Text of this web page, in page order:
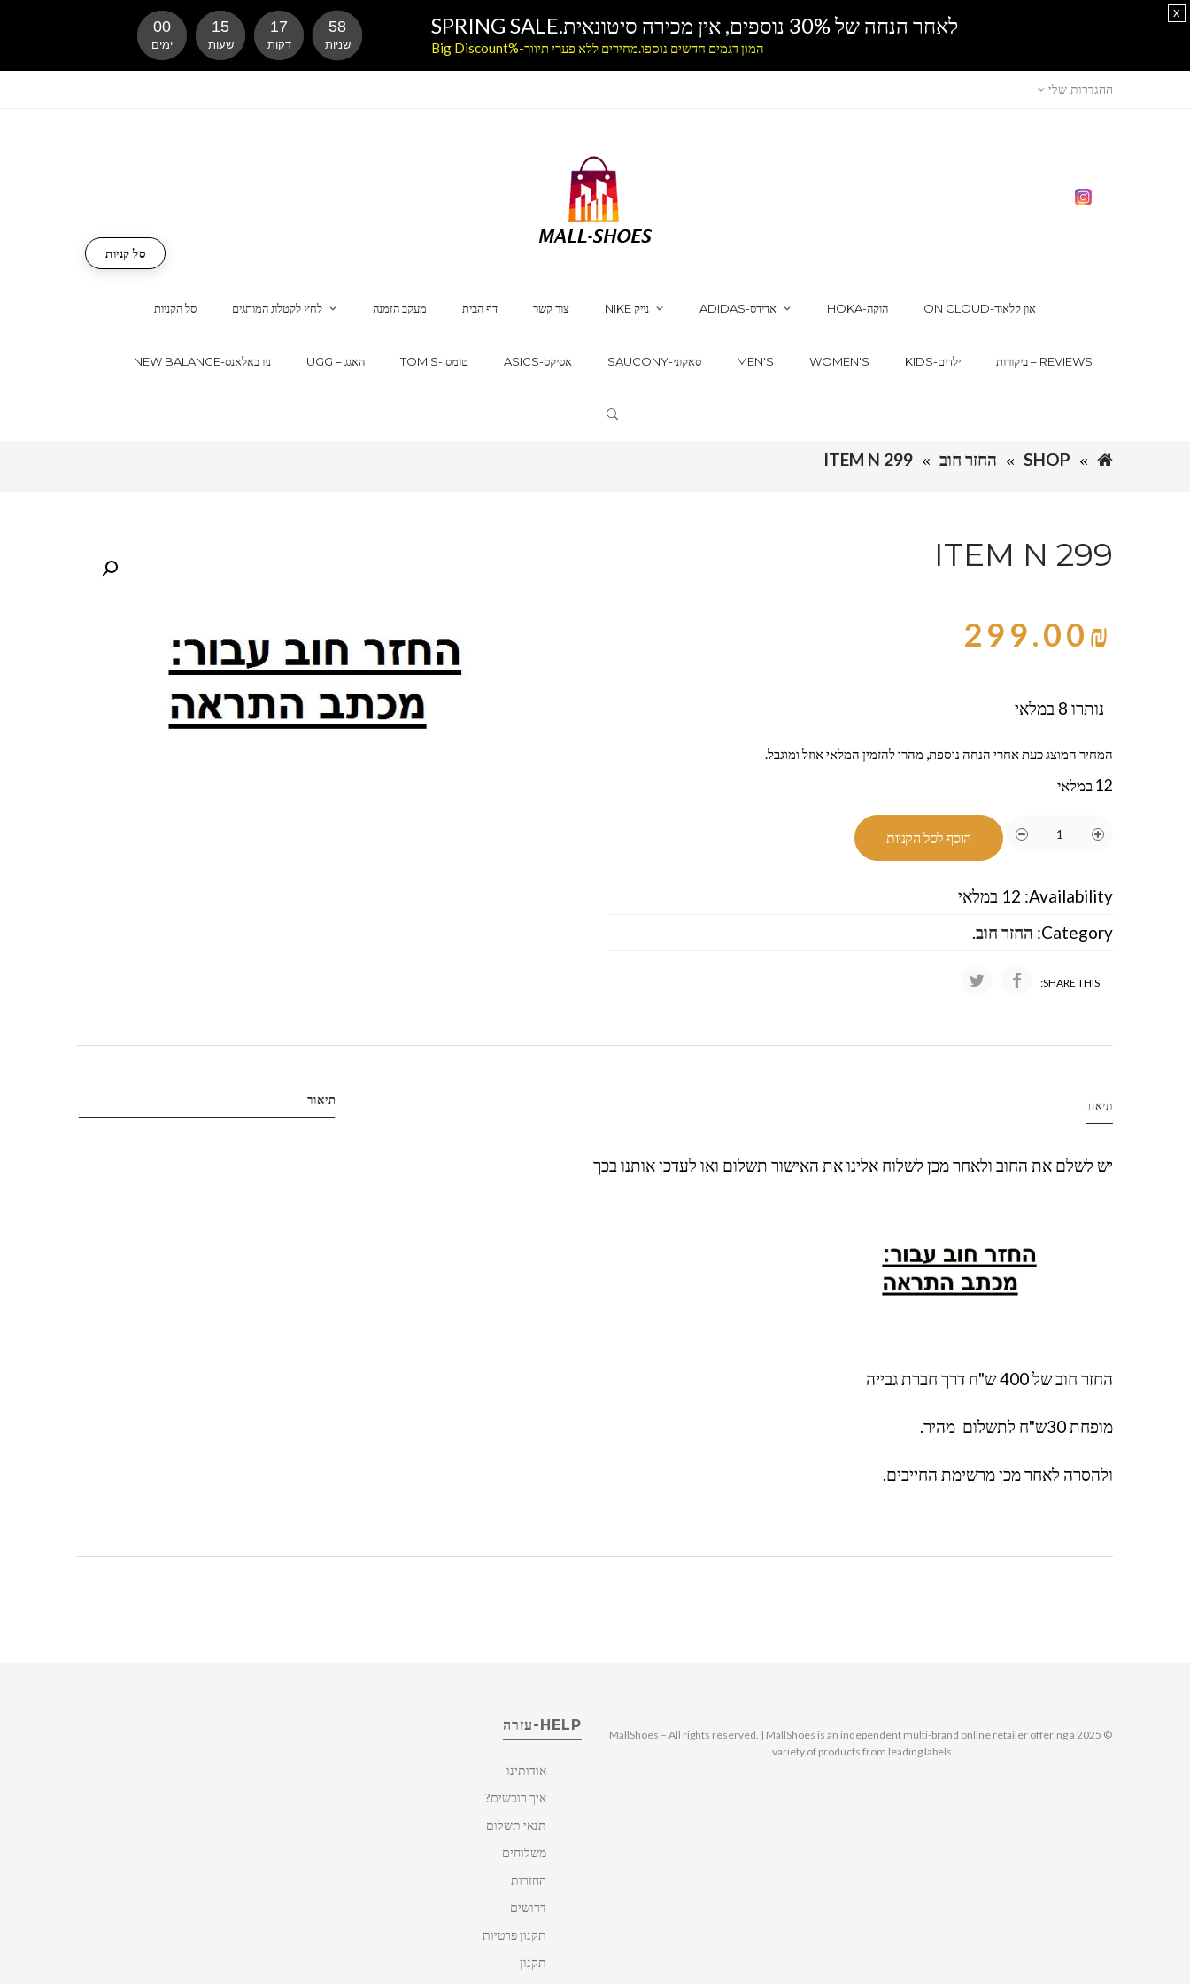
ההגדרות שלי
סל הקניות לחץ לקטלוג המותגים מעקב הזמנה דף הבית צור קשר NIKE נייק ADIDAS-אדידס HOKA-הוקה ON CLOUD-און קלאוד
NEW BALANCE-ניו באלאנס UGG – האגג TOM'S- טומס ASICS-אסיקס SAUCONY-סאקוני MEN'S WOMEN'S KIDS-ילדים ביקורות – REVIEWS
סל קניות
SHOP החזר חוב ITEM N 299
ITEM N 299
299.00₪
נותרו 8 במלאי
המחיר המוצג כעת אחרי הנחה נוספת, מהרו להזמין המלאי אוזל ומוגבל.
12 במלאי
הוסף לסל הקניות
Availability: 12 במלאי
Category: החזר חוב.
SHARE THIS:
תיאור תיאור
יש לשלם את החוב ולאחר מכן לשלוח אלינו את האישור תשלום ואו לעדכן אותנו בכך
החזר חוב של 400 ש"ח דרך חברת גבייה
מופחת 30ש"ח לתשלום מהיר.
ולהסרה לאחר מכן מרשימת החייבים.
HELP-עזרה
אודותינו
איך רוכשים?
תנאי תשלום
משלוחים
החזרות
דרושים
תקנון פרטיות
תקנון
© 2025 MallShoes – All rights reserved. | MallShoes is an independent multi-brand online retailer offering a
variety of products from leading labels.
לאחר הנחה של 30% נוספים, אין מכירה סיטונאית.SPRING SALE
המון דגמים חדשים נוספו.מחירים ללא פערי תיווך-%Big Discount
00
ימים
15
שעות
17
דקות
57
שניות
x